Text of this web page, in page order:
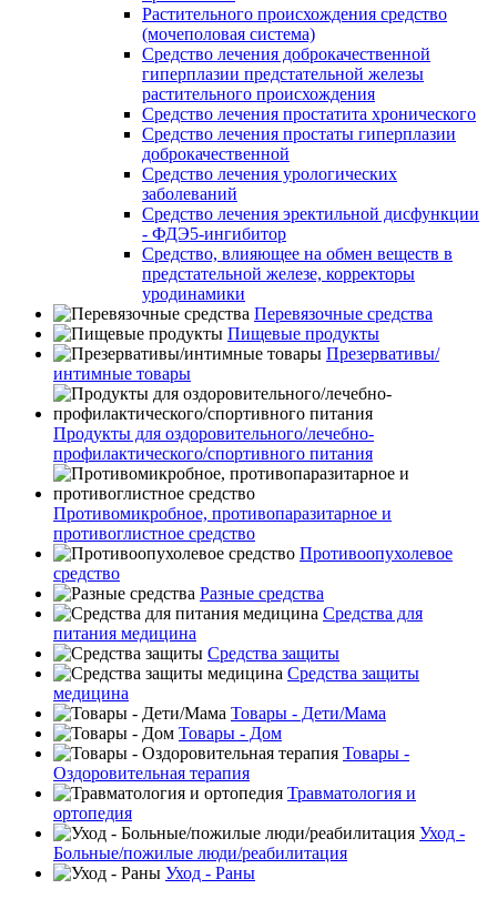
Растительного происхождения средство
(мочеполовая система)
Средство лечения доброкачественной
гиперплазии предстательной железы
растительного происхождения
Средство лечения простатита хронического
Средство лечения простаты гиперплазии
доброкачественной
Средство лечения урологических
заболеваний
Средство лечения эректильной дисфункции
- ФДЭ5-ингибитор
Средство, влияющее на обмен веществ в
предстательной железе, корректоры
уродинамики
Перевязочные средства
Пищевые продукты
Презервативы/
интимные товары
Продукты для оздоровительного/лечебно-
профилактического/спортивного питания
Противомикробное, противопаразитарное и
противоглистное средство
Противоопухолевое
средство
Разные средства
Средства для
питания медицина
Средства защиты
Средства защиты
медицина
Товары - Дети/Мама
Товары - Дом
Товары -
Оздоровительная терапия
Травматология и
ортопедия
Уход -
Больные/пожилые люди/реабилитация
Уход - Раны